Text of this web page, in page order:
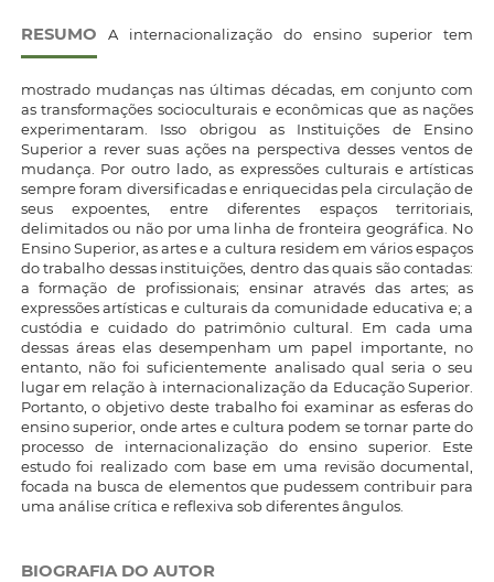
RESUMO A internacionalização do ensino superior tem
mostrado mudanças nas últimas décadas, em conjunto com
as transformações socioculturais e econômicas que as nações
experimentaram. Isso obrigou as Instituições de Ensino
Superior a rever suas ações na perspectiva desses ventos de
mudança. Por outro lado, as expressões culturais e artísticas
sempre foram diversificadas e enriquecidas pela circulação de
seus expoentes, entre diferentes espaços territoriais,
delimitados ou não por uma linha de fronteira geográfica. No
Ensino Superior, as artes e a cultura residem em vários espaços
do trabalho dessas instituições, dentro das quais são contadas:
a formação de profissionais; ensinar através das artes; as
expressões artísticas e culturais da comunidade educativa e; a
custódia e cuidado do patrimônio cultural. Em cada uma
dessas áreas elas desempenham um papel importante, no
entanto, não foi suficientemente analisado qual seria o seu
lugar em relação à internacionalização da Educação Superior.
Portanto, o objetivo deste trabalho foi examinar as esferas do
ensino superior, onde artes e cultura podem se tornar parte do
processo de internacionalização do ensino superior. Este
estudo foi realizado com base em uma revisão documental,
focada na busca de elementos que pudessem contribuir para
uma análise crítica e reflexiva sob diferentes ângulos.
BIOGRAFIA DO AUTOR